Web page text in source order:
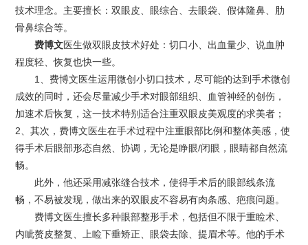
技术理念。主要擅长：双眼皮、眼综合、去眼袋、假体隆鼻、肋
骨鼻综合等。
费博文医生做双眼皮技术好处：切口小、出血量少、说血肿
程度轻、恢复也快一些。
1、费博文医生运用微创小切口技术，尽可能的达到手术微创
成效的同时，还会尽量减少手术对眼部组织、血管神经的创伤，
加速术后恢复，这一技术特别适合注重双眼皮美观度的求美者；
2、其次，费博文医生在手术过程中注重眼部比例和整体美感，使
得手术后眼部形态自然、协调，无论是睁眼/闭眼，眼睛都自然流
畅。
此外，他还采用减张缝合技术，使得手术后的眼部线条流
畅，不易被发现，做出来的双眼皮不容易有肉条感、疤痕问题。
费博文医生擅长多种眼部整形手术，包括但不限于重睑术、
内眦赘皮整复、上睑下垂矫正、眼袋去除、提眉术等。他的手术